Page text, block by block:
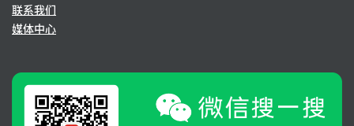
联系我们
媒体中心